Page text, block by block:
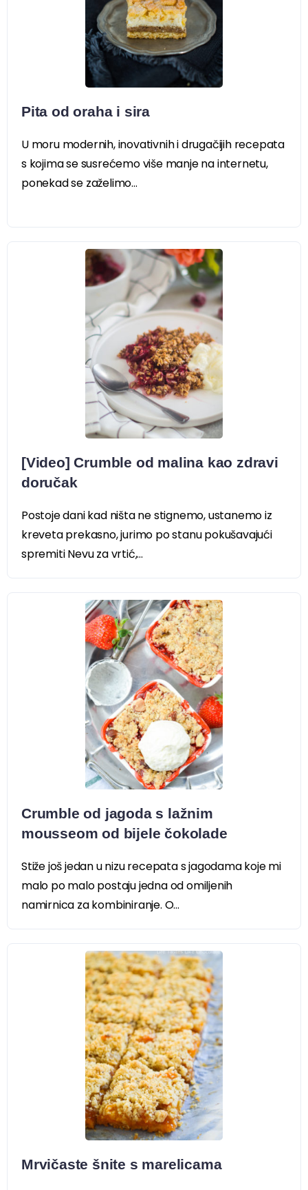
Pita od oraha i sira
U moru modernih, inovativnih i drugačijih recepata
s kojima se susrećemo više manje na internetu,
ponekad se zaželimo...
[Video] Crumble od malina kao zdravi
doručak
Postoje dani kad ništa ne stignemo, ustanemo iz
kreveta prekasno, jurimo po stanu pokušavajući
spremiti Nevu za vrtić,...
Crumble od jagoda s lažnim
mousseom od bijele čokolade
Stiže još jedan u nizu recepata s jagodama koje mi
malo po malo postaju jedna od omiljenih
namirnica za kombiniranje. O...
Mrvičaste šnite s marelicama